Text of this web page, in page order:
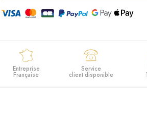
Entreprise
Française
Service
client disponible